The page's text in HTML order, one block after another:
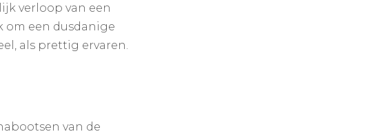
verloop van een
om een dusdanige
als prettig ervaren.
van de